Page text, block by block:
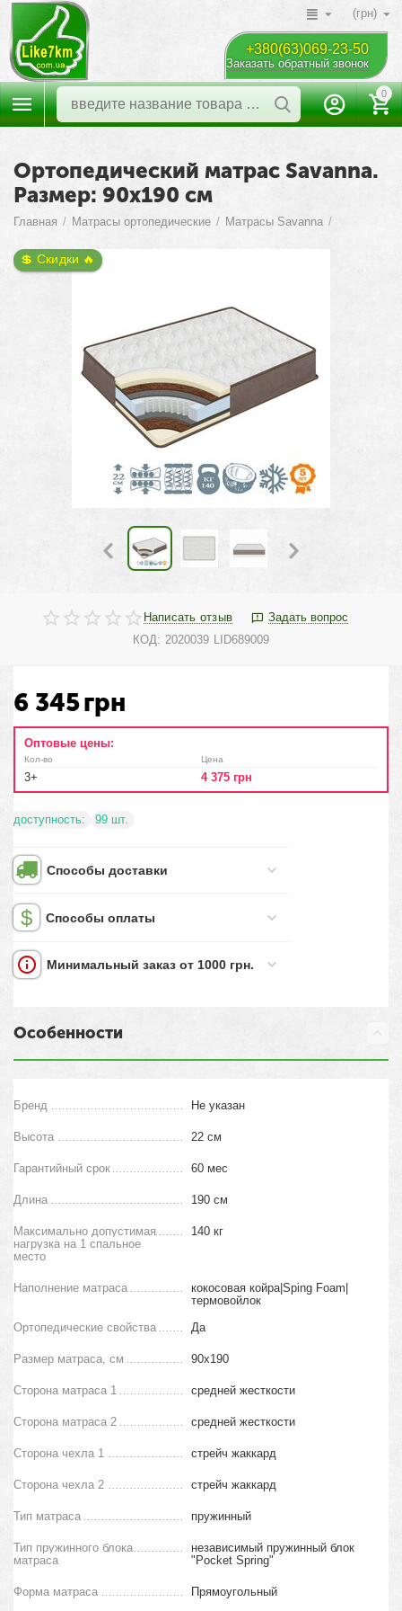
(грн)
+380(63)069-23-50
Заказать обратный звонок
0
Ортопедический матрас Savanna.
Размер: 90х190 см
Главная / Матрасы ортопедические / Матрасы Savanna /
💲 Скидки 🔥
Написать отзыв
Задать вопрос
КОД: 2020039 LID689009
6 345грн
Оптовые цены:
Кол-во
3+
Цена
4 375 грн
доступность: 99 шт.
Способы доставки
Способы оплаты
Минимальный заказ от 1000 грн.
Особенности
Бренд Не указан
Высота 22 см
Гарантийный срок 60 мес
Длина 190 см
Максимально допустимая
нагрузка на 1 спальное
место
140 кг
Наполнение матраса
кокосовая койра|Sping Foam|
термовойлок
Ортопедические свойства
Да
Размер матраса, см 90х190
Сторона матраса 1 средней жесткости
Сторона матраса 2 средней жесткости
Сторона чехла 1 стрейч жаккард
Сторона чехла 2 стрейч жаккард
Тип матраса пружинный
Тип пружинного блока
матраса
независимый пружинный блок
"Pocket Spring"
Форма матраса Прямоугольный